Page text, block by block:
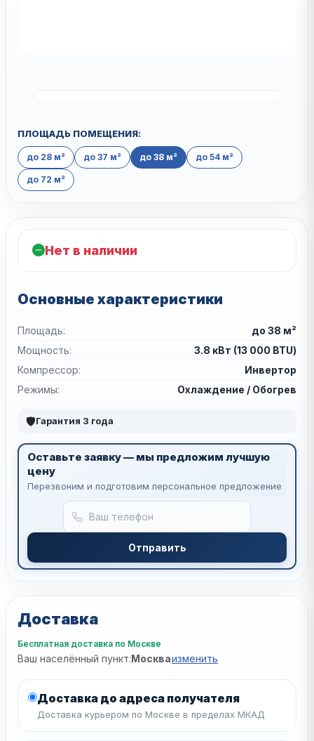
ПЛОЩАДЬ ПОМЕЩЕНИЯ:
до 28 м² до 37 м² до 38 м² до 54 м²
до 72 м²
Нет в наличии
Основные характеристики
Площадь:
до 38 м²
Мощность:
3.8 кВт (13 000 BTU)
Компрессор:
Инвертор
Режимы:
Охлаждение / Обогрев
🛡Гарантия 3 года
Оставьте заявку — мы предложим лучшую
цену
Перезвоним и подготовим персональное предложение
Отправить
Доставка
Бесплатная доставка по Москве
Ваш населённый пункт:Москваизменить
Доставка до адреса получателя
Доставка курьером по Москве в пределах МКАД